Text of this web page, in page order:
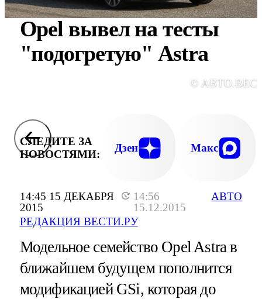
14:45 15 ДЕКАБРЯ
2015
14:56
15.12.2015
РЕДАКЦИЯ ВЕСТИ.РУ
АВТО
Opel вывел на тесты
"подогретую" Astra
©
СЛЕДИТЕ ЗА
НОВОСТЯМИ:
Дзен Макс
Модельное семейство Opel Astra в
ближайшем будущем пополнится
модификацией GSi, которая до